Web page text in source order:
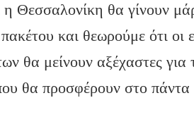
Θεσσαλονίκη θα γίνουν
και θεωρούμε ότι οι
θα μείνουν αξέχαστες για
θα προσφέρουν στο πάντα